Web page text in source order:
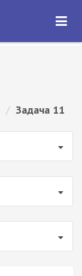
ОТКРЫТЬ
/ Задача 11